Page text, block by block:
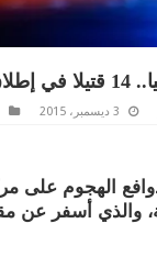
الخاصة (صور+فيديو)
3 ديسمبر، 2015
الهجوم على
أسفر عن مقتل 14 شخصا وجرح 17